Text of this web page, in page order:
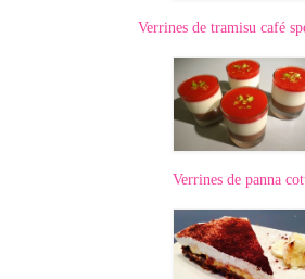
Verrines de tramisu café
Verrines de panna